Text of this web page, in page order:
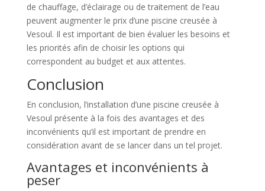
de chauffage, d’éclairage ou de traitement de l’eau
peuvent augmenter le prix d’une piscine creusée à
Vesoul. Il est important de bien évaluer les besoins et
les priorités afin de choisir les options qui
correspondent au budget et aux attentes.
Conclusion
En conclusion, l’installation d’une piscine creusée à
Vesoul présente à la fois des avantages et des
inconvénients qu’il est important de prendre en
considération avant de se lancer dans un tel projet.
Avantages et inconvénients à
peser